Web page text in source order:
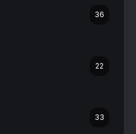
36
22
33